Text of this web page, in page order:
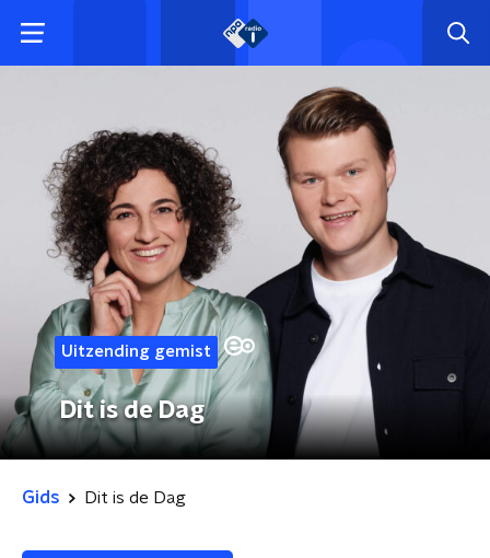
Uitzending gemist
Dit is de Dag
Gids Dit is de Dag